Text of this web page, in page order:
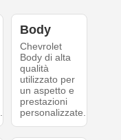
Body
Chevrolet
Body di alta
qualità
utilizzato per
un aspetto e
prestazioni
personalizzate.